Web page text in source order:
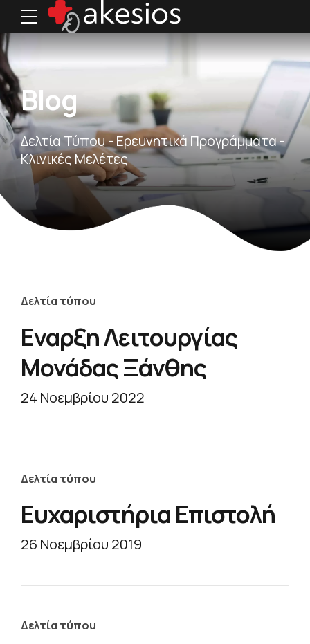
Blog
Δελτία Τύπου - Ερευνητικά Προγράμματα -
Κλινικές Mελέτες
Δελτία τύπου
Εναρξη Λειτουργίας
Μονάδας Ξάνθης
24 Νοεμβρίου 2022
Δελτία τύπου
Ευχαριστήρια Επιστολή
26 Νοεμβρίου 2019
Δελτία τύπου